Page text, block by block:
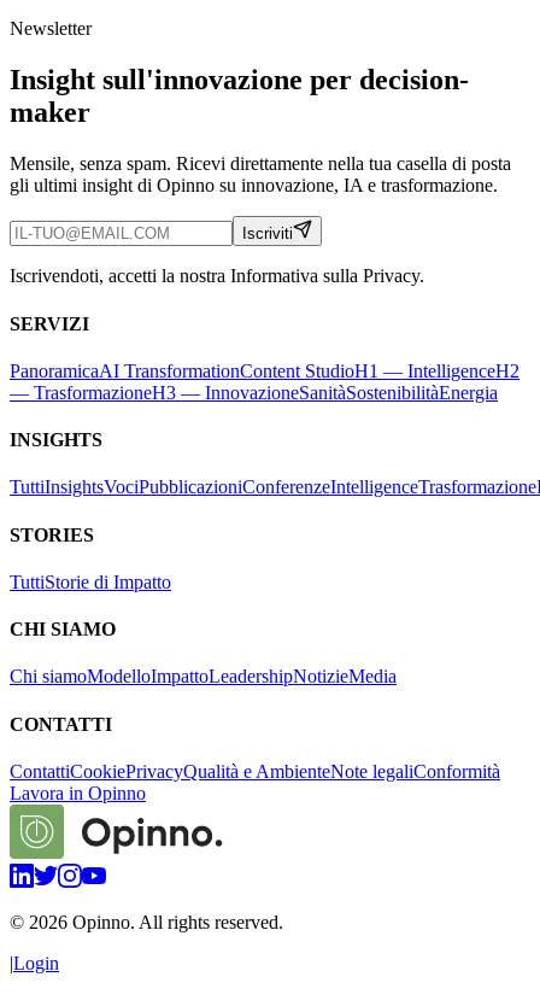
Newsletter
Insight sull'innovazione per decision-
maker
Mensile, senza spam. Ricevi direttamente nella tua casella di posta
gli ultimi insight di Opinno su innovazione, IA e trasformazione.
Iscriviti
Iscrivendoti, accetti la nostra Informativa sulla Privacy.
SERVIZI
PanoramicaAI TransformationContent StudioH1 — IntelligenceH2
— TrasformazioneH3 — InnovazioneSanitàSostenibilitàEnergia
INSIGHTS
TuttiInsightsVociPubblicazioniConferenzeIntelligenceTrasformazione
STORIES
TuttiStorie di Impatto
CHI SIAMO
Chi siamoModelloImpattoLeadershipNotizieMedia
CONTATTI
ContattiCookiePrivacyQualità e AmbienteNote legaliConformità
Lavora in Opinno
© 2026 Opinno. All rights reserved.
|Login